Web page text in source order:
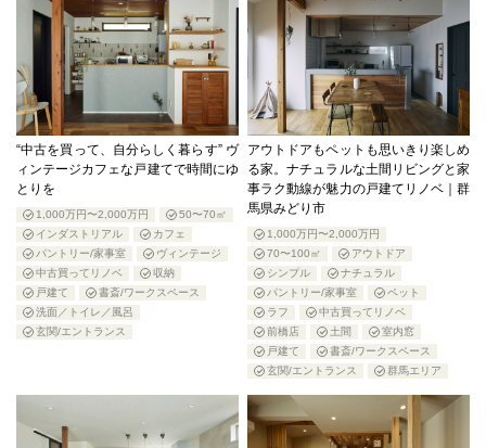
“中古を買って、自分らしく暮らす” ヴ
ィンテージカフェな戸建てで時間にゆ
とりを
1,000万円〜2,000万円
50〜70㎡
インダストリアル
カフェ
パントリー/家事室
ヴィンテージ
中古買ってリノベ
収納
戸建て
書斎/ワークスペース
洗面／トイレ／風呂
玄関/エントランス
アウトドアもペットも思いきり楽しめ
る家。ナチュラルな土間リビングと家
事ラク動線が魅力の戸建てリノベ｜群
馬県みどり市
1,000万円〜2,000万円
70〜100㎡
アウトドア
シンプル
ナチュラル
パントリー/家事室
ペット
ラフ
中古買ってリノベ
前橋店
土間
室内窓
戸建て
書斎/ワークスペース
玄関/エントランス
群馬エリア